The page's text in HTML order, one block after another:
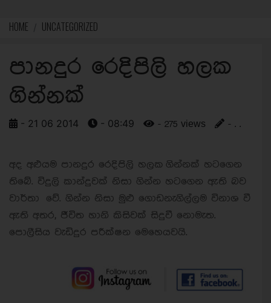
HOME UNCATEGORIZED
පානදුර රෙදිපිලි හලක
ගින්නක්
- 21 06 2014 - 08:49 - 275 views - . .
අද අළුයම පානදුර රෙදිපිලි හලක ගින්නක් හටගෙන
තිබේ. විදුලි කාන්දුවක් නිසා ගින්න හටගෙන ඇති බව
වාර්තා වේ. ගින්න නිසා මුළු ගොඩනැගිල්ලම විනාශ වී
ඇති අතර, ජීවිත හානි කිසිවක් සිදුවී නොමැත.
පොලීසිය වැඩිදුර පරීක්ෂන මෙහෙයවයි.